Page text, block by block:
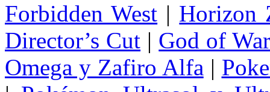
Forbidden West | Horizon
Director’s Cut | God of
Omega y Zafiro Alfa |